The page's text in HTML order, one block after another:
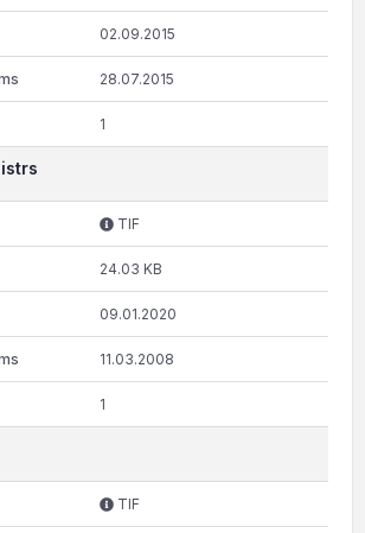
02.09.2015
28.07.2015
1
TIF
24.03 KB
09.01.2020
11.03.2008
1
TIF